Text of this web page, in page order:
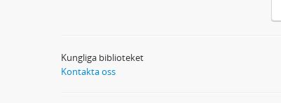
Kungliga biblioteket
Kontakta oss